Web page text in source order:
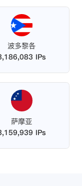
波多黎各
IPs
萨摩亚
IPs